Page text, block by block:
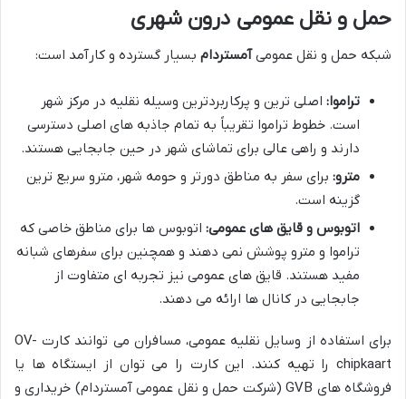
حمل و نقل عمومی درون شهری
شبکه حمل و نقل عمومیآمستردام بسیار گسترده و کارآمد است:
تراموا: اصلی ترین و پرکاربردترین وسیله نقلیه در مرکز شهر
است. خطوط تراموا تقریباً به تمام جاذبه های اصلی دسترسی
دارند و راهی عالی برای تماشای شهر در حین جابجایی هستند.
مترو: برای سفر به مناطق دورتر و حومه شهر، مترو سریع ترین
گزینه است.
اتوبوس و قایق های عمومی: اتوبوس ها برای مناطق خاصی که
تراموا و مترو پوشش نمی دهند و همچنین برای سفرهای شبانه
مفید هستند. قایق های عمومی نیز تجربه ای متفاوت از
جابجایی در کانال ها ارائه می دهند.
برای استفاده از وسایل نقلیه عمومی، مسافران می توانند کارت OV-
chipkaart را تهیه کنند. این کارت را می توان از ایستگاه ها یا
فروشگاه های GVB (شرکت حمل و نقل عمومی آمستردام) خریداری و